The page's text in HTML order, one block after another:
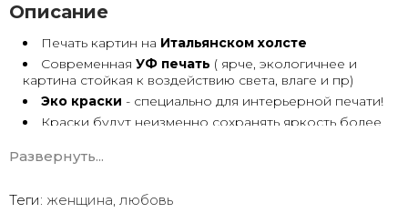
Описание
Печать картин на Итальянском холсте
Современная УФ печать ( ярче, экологичнее и
картина стойкая к воздействию света, влаге и пр)
Эко краски - специально для интерьерной печати!
Краски будут неизменно сохранять яркость более
Возможна
Поверх печатного изображения художник вручную
сделает обработку маслом/ акрилом некоторых
Развернуть...
Теги: женщина, любовь